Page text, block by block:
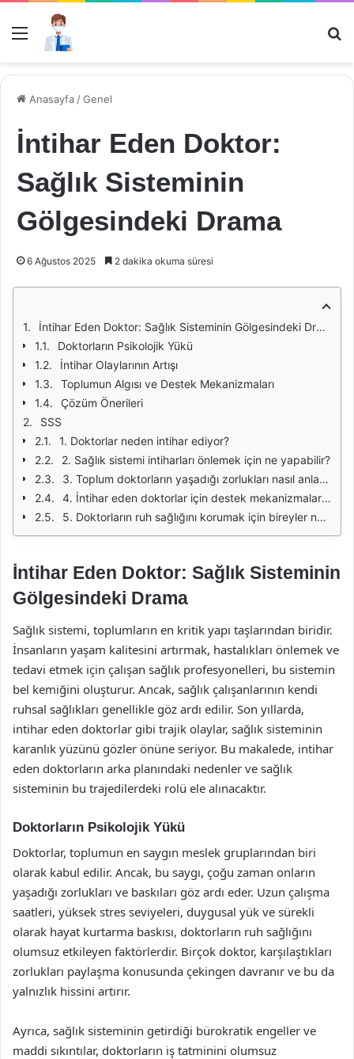
Menü
Anasayfa /Genel
İntihar Eden Doktor:
Sağlık Sisteminin
Gölgesindeki Drama
6 Ağustos 2025 2 dakika okuma süresi
İntihar Eden Doktor: Sağlık Sisteminin Gölgesindeki Drama
Doktorların Psikolojik Yükü
İntihar Olaylarının Artışı
Toplumun Algısı ve Destek Mekanizmaları
Çözüm Önerileri
SSS
1. Doktorlar neden intihar ediyor?
2. Sağlık sistemi intiharları önlemek için ne yapabilir?
3. Toplum doktorların yaşadığı zorlukları nasıl anlayabilir?
4. İntihar eden doktorlar için destek mekanizmaları var mı?
5. Doktorların ruh sağlığını korumak için bireyler ne yapabilir?
İntihar Eden Doktor: Sağlık Sisteminin
Gölgesindeki Drama
Sağlık sistemi, toplumların en kritik yapı taşlarından biridir.
İnsanların yaşam kalitesini artırmak, hastalıkları önlemek ve
tedavi etmek için çalışan sağlık profesyonelleri, bu sistemin
bel kemiğini oluşturur. Ancak, sağlık çalışanlarının kendi
ruhsal sağlıkları genellikle göz ardı edilir. Son yıllarda,
intihar eden doktorlar gibi trajik olaylar, sağlık sisteminin
karanlık yüzünü gözler önüne seriyor. Bu makalede, intihar
eden doktorların arka planındaki nedenler ve sağlık
sisteminin bu trajedilerdeki rolü ele alınacaktır.
Doktorların Psikolojik Yükü
Doktorlar, toplumun en saygın meslek gruplarından biri
olarak kabul edilir. Ancak, bu saygı, çoğu zaman onların
yaşadığı zorlukları ve baskıları göz ardı eder. Uzun çalışma
saatleri, yüksek stres seviyeleri, duygusal yük ve sürekli
olarak hayat kurtarma baskısı, doktorların ruh sağlığını
olumsuz etkileyen faktörlerdir. Birçok doktor, karşılaştıkları
zorlukları paylaşma konusunda çekingen davranır ve bu da
yalnızlık hissini artırır.
Ayrıca, sağlık sisteminin getirdiği bürokratik engeller ve
maddi sıkıntılar, doktorların iş tatminini olumsuz